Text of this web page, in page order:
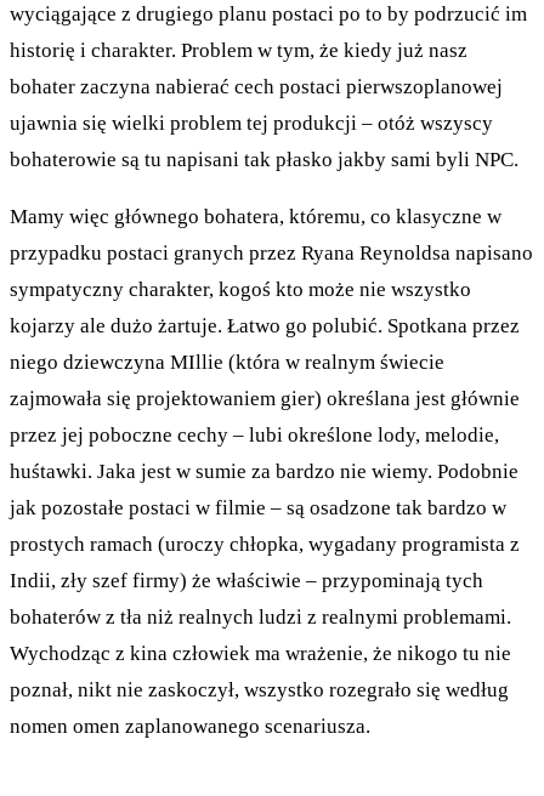
wyciągające z drugiego planu postaci po to by podrzucić im
historię i charakter. Problem w tym, że kiedy już nasz
bohater zaczyna nabierać cech postaci pierwszoplanowej
ujawnia się wielki problem tej produkcji – otóż wszyscy
bohaterowie są tu napisani tak płasko jakby sami byli NPC.
Mamy więc głównego bohatera, któremu, co klasyczne w
przypadku postaci granych przez Ryana Reynoldsa napisano
sympatyczny charakter, kogoś kto może nie wszystko
kojarzy ale dużo żartuje. Łatwo go polubić. Spotkana przez
niego dziewczyna MIllie (która w realnym świecie
zajmowała się projektowaniem gier) określana jest głównie
przez jej poboczne cechy – lubi określone lody, melodie,
huśtawki. Jaka jest w sumie za bardzo nie wiemy. Podobnie
jak pozostałe postaci w filmie – są osadzone tak bardzo w
prostych ramach (uroczy chłopka, wygadany programista z
Indii, zły szef firmy) że właściwie – przypominają tych
bohaterów z tła niż realnych ludzi z realnymi problemami.
Wychodząc z kina człowiek ma wrażenie, że nikogo tu nie
poznał, nikt nie zaskoczył, wszystko rozegrało się według
nomen omen zaplanowanego scenariusza.